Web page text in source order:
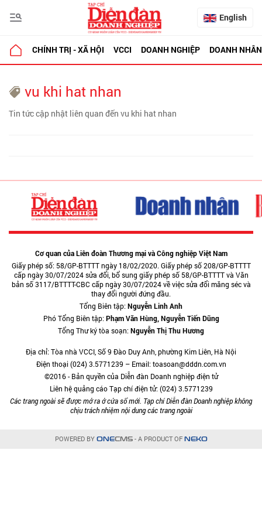
English
CHÍNH TRỊ - XÃ HỘI VCCI DOANH NGHIỆP DOANH NHÂN
vu khi hat nhan
Tin tức cập nhật liên quan đến vu khi hat nhan
Cơ quan của Liên đoàn Thương mại và Công nghiệp Việt Nam
Giấy phép số: 58/GP-BTTTT ngày 18/02/2020. Giấy phép số 208/GP-BTTTT
cấp ngày 30/07/2024 sửa đổi, bổ sung giấy phép số 58/GP-BTTTT và Văn
bản số 3117/BTTTT-CBC cấp ngày 30/07/2024 về việc sửa đổi măng séc và
thay đổi người đứng đầu.
Tổng Biên tập:Nguyễn Linh Anh
Phó Tổng Biên tập:Phạm Văn Hùng, Nguyễn Tiến Dũng
Tổng Thư ký tòa soạn:Nguyễn Thị Thu Hương
Địa chỉ: Tòa nhà VCCI, Số 9 Đào Duy Anh, phường Kim Liên, Hà Nội
Điện thoại (024) 3.5771239 – Email: toasoan@dddn.com.vn
©2016 - Bản quyền của Diễn đàn Doanh nghiệp điện tử
Liên hệ quảng cáo Tạp chí điện tử: (024) 3.5771239
Các trang ngoài sẽ được mở ra ở cửa sổ mới. Tạp chí Diễn đàn Doanh nghiệp không
chịu trách nhiệm nội dung các trang ngoài
POWERED BY ONECMS- A PRODUCT OF NEKO